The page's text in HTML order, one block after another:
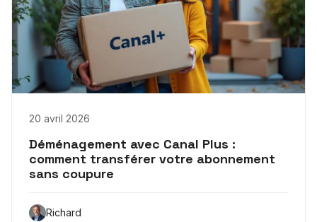
20 avril 2026
Déménagement avec Canal Plus :
comment transférer votre abonnement
sans coupure
Richard